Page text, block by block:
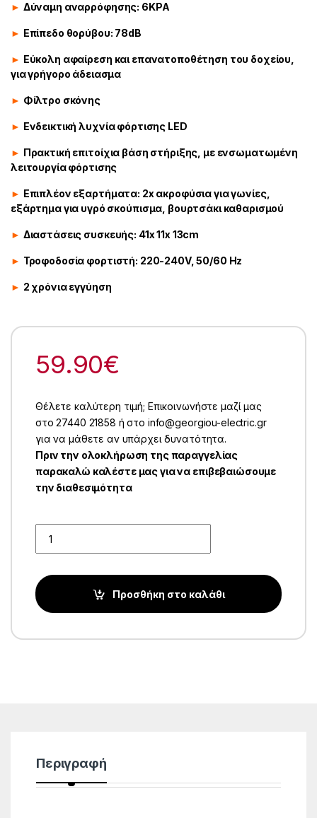
► Δύναμη αναρρόφησης: 6KPA
► Επίπεδο θορύβου: 78dB
► Εύκολη αφαίρεση και επανατοποθέτηση του δοχείου,
για γρήγορο άδειασμα
► Φίλτρο σκόνης
► Ενδεικτική λυχνία φόρτισης LED
► Πρακτική επιτοίχια βάση στήριξης, με ενσωματωμένη
λειτουργία φόρτισης
► Eπιπλέον εξαρτήματα: 2x ακροφύσια για γωνίες,
εξάρτημα για υγρό σκούπισμα, βουρτσάκι καθαρισμού
► Διαστάσεις συσκευής: 41x 11x 13cm
► Τροφοδοσία φορτιστή: 220-240V, 50/60 Hz
► 2 χρόνια εγγύηση
59.90€
Θέλετε καλύτερη τιμή; Επικοινωνήστε μαζί μας
στο 27440 21858 ή στο info@georgiou-electric.gr
για να μάθετε αν υπάρχει δυνατότητα.
Πριν την ολοκλήρωση της παραγγελίας
παρακαλώ καλέστε μας για να επιβεβαιώσουμε
την διαθεσιμότητα
Προσθήκη στο καλάθι
Περιγραφή